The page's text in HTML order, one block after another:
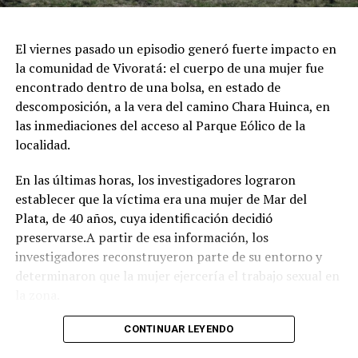
arboledas y dejarse tentar por una taza de chocolate
caliente mientras se disfruta de buena música es el plan
perfecto para escaparse de la rutina este fin de semana
largo.
INFORMACIÓN GENERAL DEL EVENTO
Evento: 30° Fiesta Nacional del Chocolate Artesanal
(ChocoGesell)
Fecha: Fin de semana largo del 17 de Agosto de 2026
Horario: De 11:00 a 21:00 hs.
Lugar: Pinar del Norte (Alameda 202 y Calle 303, Villa
Gesell)
visitantes
El viernes pasado un episodio generó fuerte impacto en
la comunidad de Vivoratá: el cuerpo de una mujer fue
encontrado dentro de una bolsa, en estado de
descomposición, a la vera del camino Chara Huinca, en
las inmediaciones del acceso al Parque Eólico de la
localidad.
En las últimas horas, los investigadores lograron
establecer que la víctima era una mujer de Mar del
Plata, de 40 años, cuya identificación decidió
preservarse.A partir de esa información, los
investigadores reconstruyeron parte de su entorno y
determinaron que la mujer ejercería el trabajo sexual en
Según el portal Mi8, pese a que la escena donde fue
CONTINUAR LEYENDO